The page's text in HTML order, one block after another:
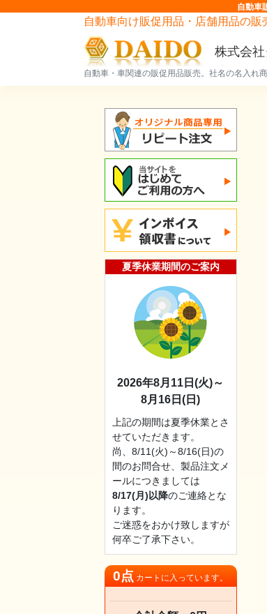
自動車
自動車向け販促用品・店舗用品の販
株式会
自動車・車関連の販促用品販売。社名の名入れ
夏季休業期間のご案内
2026年8月11日(火)～
8月16日(日)
上記の期間は夏季休業とさ
せていただきます。
尚、8/11(火)～8/16(日)の
間のお問合せ、製品注文メ
ールにつきましては
8/17(月)以降のご連絡とな
ります。
ご迷惑をおかけ致しますが
何卒ご了承下さい。
0点 カートに入っています。